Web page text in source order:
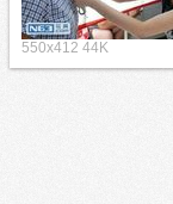
550x412 44K